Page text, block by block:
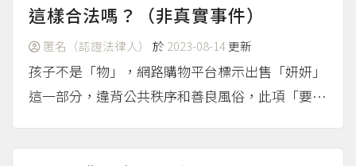
退貨等，是一種賣家預先擬定的契約條款，作為消
費者的買家沒有商量餘...
（more...）
這樣合法嗎？（非真實事件）
匿名（認證法律人） 於 2023-08-14更新
孩子不是「物」，網路購物平台標示出售「妍妍」
這一部分，違背公共秩序和善良風俗，此項「要
問內容可知，實際上未曾發生買賣孩子的事情，便